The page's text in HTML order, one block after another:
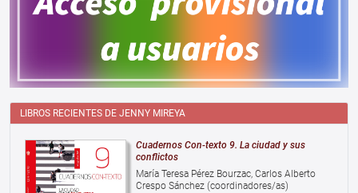
LIBROS RECIENTES DE JENNY MIREYA
Cuadernos Con-texto 9. La ciudad y sus
conflictos
María Teresa Pérez Bourzac, Carlos Alberto
Crespo Sánchez (coordinadores/as)